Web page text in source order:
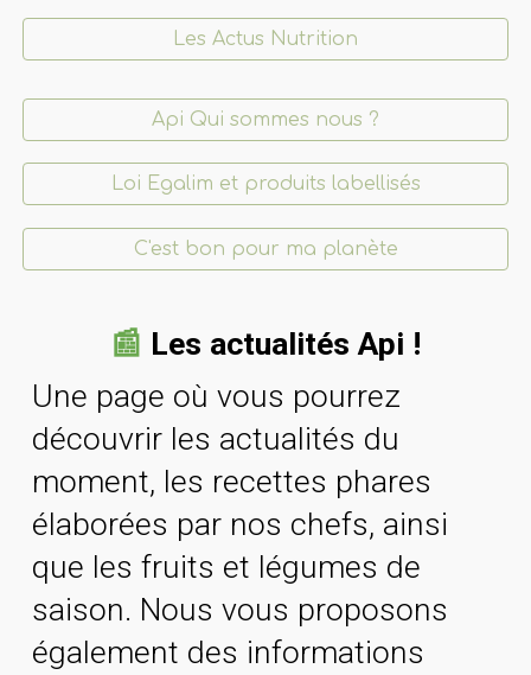
Les Actus Nutrition
Api Qui sommes nous ?
Loi Egalim et produits labellisés
C'est bon pour ma planète
📰 Les actualités Api !
Une page où vous pourrez
découvrir les actualités du
moment, les recettes phares
élaborées par nos chefs, ainsi
que les fruits et légumes de
saison. Nous vous proposons
également des informations